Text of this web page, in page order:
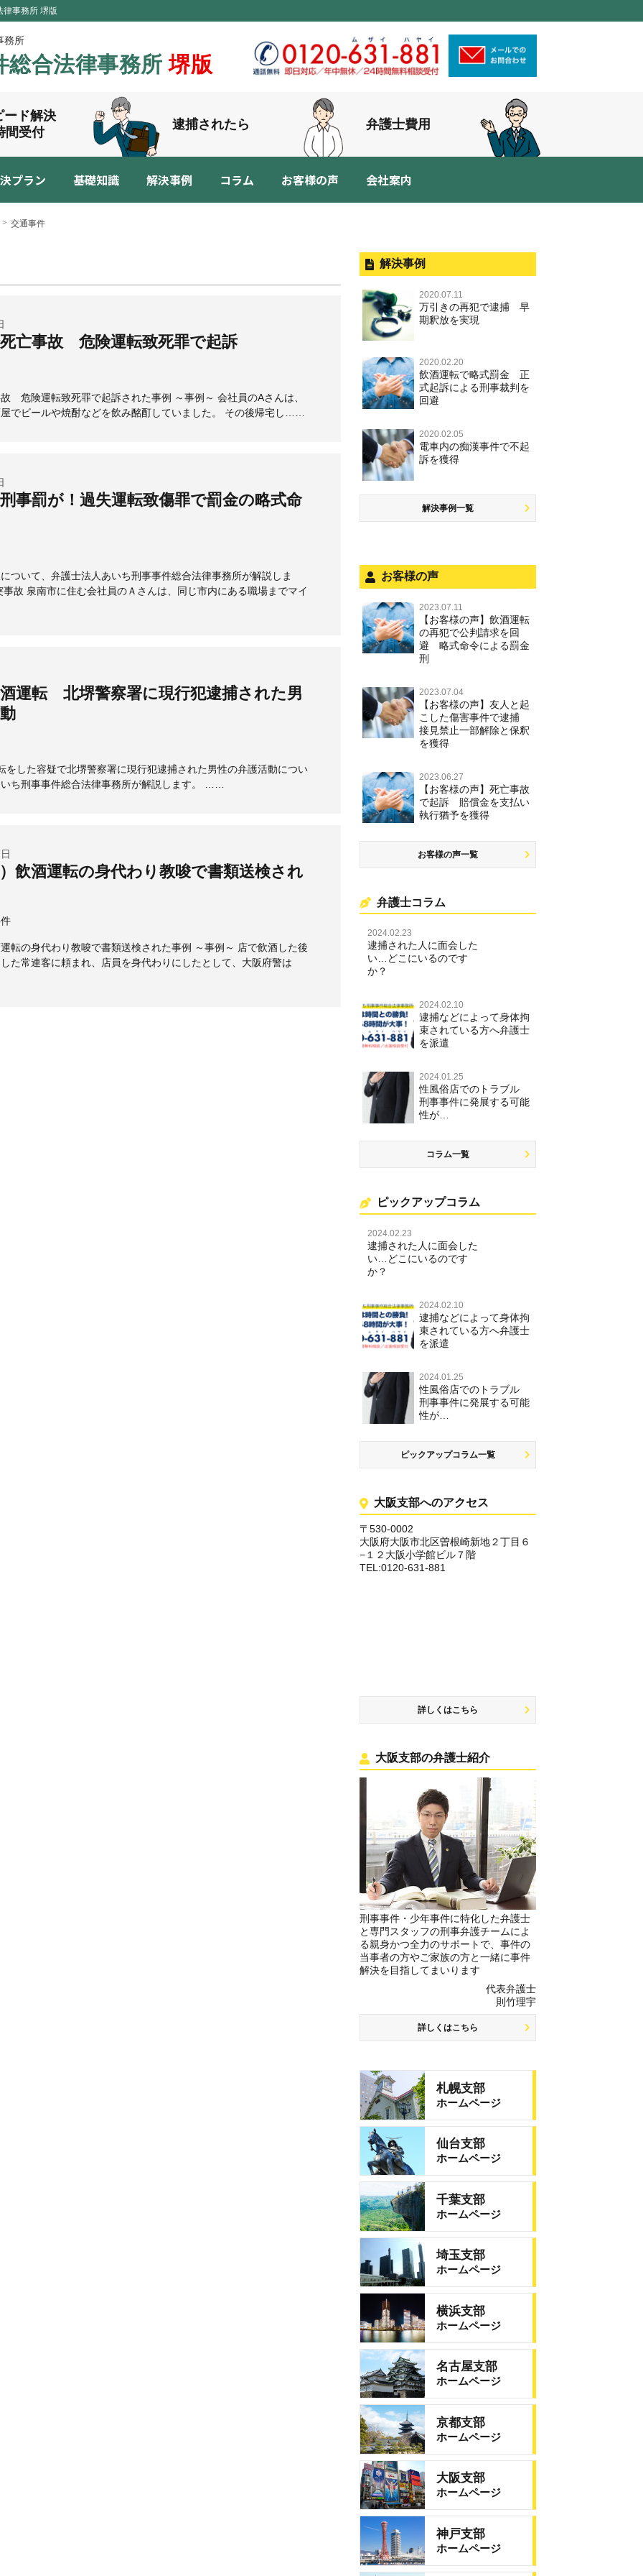
律事務所 堺版
務所
総合法律事務所堺版
ード解決
間受付
逮捕されたら 弁護士費用
プラン 基礎知識 解決事例 コラム お客様の声 会社案内
交通事件
亡事故 危険運転致死罪で起訴
危険運転致死罪で起訴された事例 ～事例～ 会社員のAさんは、
でビールや焼酎などを飲み酩酊していました。 その後帰宅し……
事罰が！過失運転致傷罪で罰金の略式命
ついて、弁護士法人あいち刑事事件総合法律事務所が解説しま
故 泉南市に住む会社員のＡさんは、同じ市内にある職場までマイ
運転 北堺警察署に現行犯逮捕された男
した容疑で北堺警察署に現行犯逮捕された男性の弁護活動につい
ち刑事事件総合法律事務所が解説します。 ……
飲酒運転の身代わり教唆で書類送検され
転の身代わり教唆で書類送検された事例 ～事例～ 店で飲酒した後
た常連客に頼まれ、店員を身代わりにしたとして、大阪府警は
解決事例
2020.07.11
万引きの再犯で逮捕 早
期釈放を実現
2020.02.20
飲酒運転で略式罰金 正
式起訴による刑事裁判を
回避
2020.02.05
電車内の痴漢事件で不起
訴を獲得
解決事例一覧
お客様の声
2023.07.11
【お客様の声】飲酒運転
の再犯で公判請求を回
避 略式命令による罰金
刑
2023.07.04
【お客様の声】友人と起
こした傷害事件で逮捕
接見禁止一部解除と保釈
を獲得
2023.06.27
【お客様の声】死亡事故
で起訴 賠償金を支払い
執行猶予を獲得
お客様の声一覧
弁護士コラム
2024.02.23
逮捕された人に面会した
い…どこにいるのです
か？
2024.02.10
逮捕などによって身体拘
束されている方へ弁護士
を派遣
2024.01.25
性風俗店でのトラブル
刑事事件に発展する可能
性が…
コラム一覧
ピックアップコラム
2024.02.23
逮捕された人に面会した
い…どこにいるのです
か？
2024.02.10
逮捕などによって身体拘
束されている方へ弁護士
を派遣
2024.01.25
性風俗店でのトラブル
刑事事件に発展する可能
性が…
ピックアップコラム一覧
大阪支部へのアクセス
〒530-0002
大阪府大阪市北区曽根崎新地２丁目６
−１２大阪小学館ビル７階
TEL:0120-631-881
詳しくはこちら
大阪支部の弁護士紹介
刑事事件・少年事件に特化した弁護士
と専門スタッフの刑事弁護チームによ
る親身かつ全力のサポートで、事件の
当事者の方やご家族の方と一緒に事件
解決を目指してまいります
代表弁護士
則竹理宇
詳しくはこちら
札幌支部
ホームページ
仙台支部
ホームページ
千葉支部
ホームページ
埼玉支部
ホームページ
横浜支部
ホームページ
名古屋支部
ホームページ
京都支部
ホームページ
大阪支部
ホームページ
神戸支部
ホームページ